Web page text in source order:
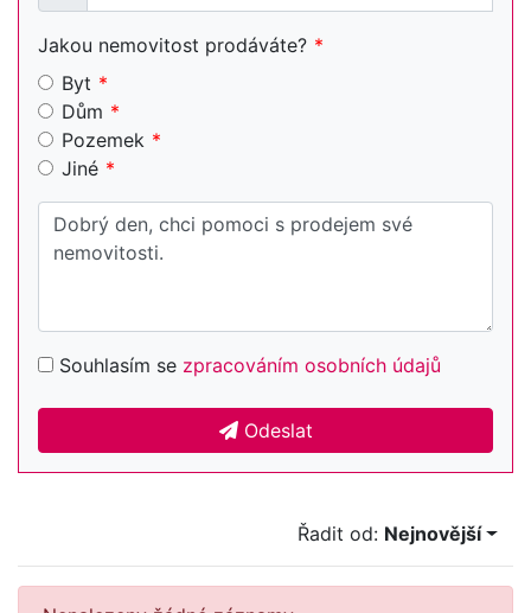
Jakou nemovitost prodáváte?
Byt
Dům
Pozemek
Jiné
Souhlasím se zpracováním osobních údajů
Odeslat
Řadit od: Nejnovější